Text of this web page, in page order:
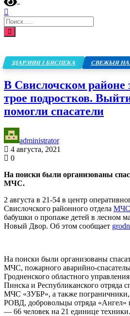
ЗДАРЭННІ І БЯСПЕКА СВЕЖЫЯ
В Свислочском районе
трое подростков.
помогли спасатели
administrator
4 августа, 2021
0
На поиски были организованы
МЧС.
2 августа в 21-54 в центр
Свислочского районного отдела МЧС
бабушки о пропаже детей в лесном
Новый Двор. Об этом сообщает
На поиски были организованы
МЧС, пожарного аварийно-
Гродненского областного
Пинска и Республиканского отряда
МЧС «ЗУБР», а также пограничники,
РОВД, добровольцы отряда
— 66 человек на 21 единице техники.